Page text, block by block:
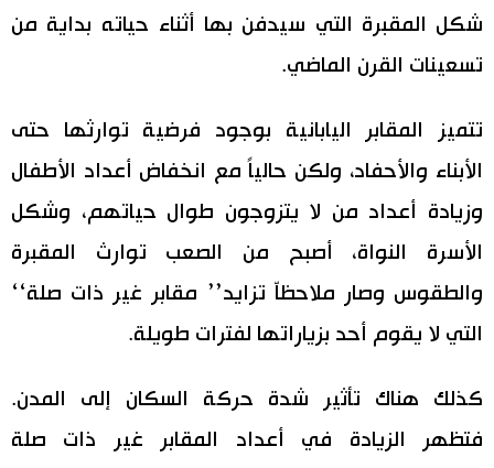
شكل المقبرة التي سيدفن بها أثناء حياته بداية من
تسعينات القرن الماضي.
تتميز المقابر اليابانية بوجود فرضية توارثها حتى
الأبناء والأحفاد، ولكن حالياً مع انخفاض أعداد الأطفال
وزيادة أعداد من لا يتزوجون طوال حياتهم، وشكل
الأسرة النواة، أصبح من الصعب توارث المقبرة
والطقوس وصار ملاحظاّ تزايد’’ مقابر غير ذات صلة‘‘
التي لا يقوم أحد بزياراتها لفترات طويلة.
كذلك هناك تأثير شدة حركة السكان إلى المدن.
فتظهر الزيادة في أعداد المقابر غير ذات صلة